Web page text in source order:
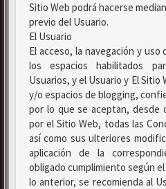
Sitio Web podrá hacerse
previo del Usuario.
El Usuario
El acceso, la navegación y
los espacios habilitados
Usuarios, y el Usuario y El
y/o espacios de blogging,
por lo que se aceptan, desde
por el Sitio Web, todas las
así como sus ulteriores
aplicación de la
obligado cumplimiento según
lo anterior, se recomienda al